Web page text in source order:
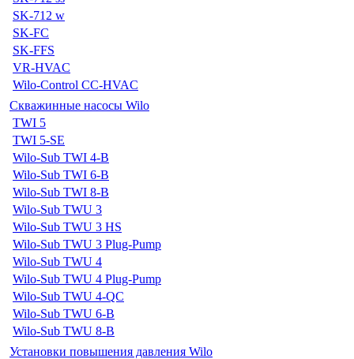
SK-712 w
SK-FC
SK-FFS
VR-HVAC
Wilo-Control CC-HVAC
Скважинные насосы Wilo
TWI 5
TWI 5-SE
Wilo-Sub TWI 4-B
Wilo-Sub TWI 6-B
Wilo-Sub TWI 8-B
Wilo-Sub TWU 3
Wilo-Sub TWU 3 HS
Wilo-Sub TWU 3 Plug-Pump
Wilo-Sub TWU 4
Wilo-Sub TWU 4 Plug-Pump
Wilo-Sub TWU 4-QC
Wilo-Sub TWU 6-B
Wilo-Sub TWU 8-B
Установки повышения давления Wilo